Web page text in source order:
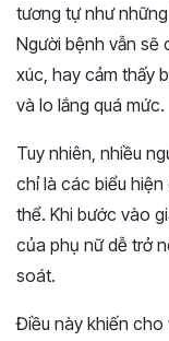
tương tự như
Người bệnh vẫn sẽ
xúc, hay cảm thấy
và lo lắng quá mức.
Tuy nhiên, nhiều
chỉ là các biểu
thể. Khi bước vào
của phụ nữ dễ trở
soát.
Điều này khiến